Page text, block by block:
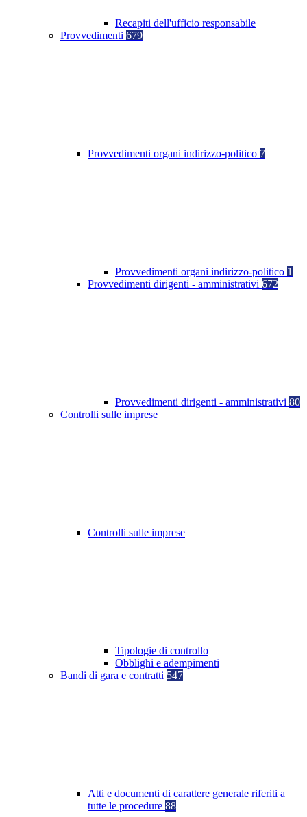
Recapiti dell'ufficio responsabile
Provvedimenti 679
Provvedimenti organi indirizzo-politico 7
Provvedimenti organi indirizzo-politico 1
Provvedimenti dirigenti - amministrativi 672
Provvedimenti dirigenti - amministrativi 80
Controlli sulle imprese
Controlli sulle imprese
Tipologie di controllo
Obblighi e adempimenti
Bandi di gara e contratti 547
Atti e documenti di carattere generale riferiti a
tutte le procedure 88